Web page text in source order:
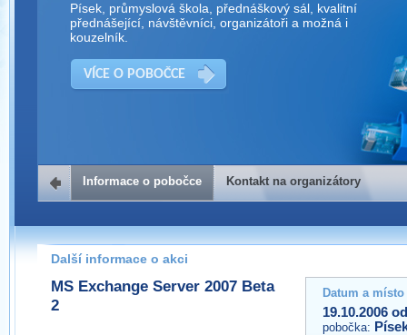
Písek, průmyslová škola, přednáškový sál, kvalitní
přednášející, návštěvníci, organizátoři a možná i
kouzelník.
VÍCE O POBOČCE
Kontakt na organizátory
Pokud máte jakýkoliv dotaz na organizátory této akce,
prosím neváhejte nás kontaktovat na e-mailu:
pisek@wug.cz
Informace o pobočce Kontakt na organizátory
Další informace o akci
MS Exchange Server 2007 Beta
2
Datum a
19.10.2006
pobočka: